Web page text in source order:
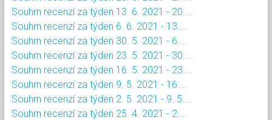
Souhrn recenzí za týden 13. 6. 2021 - 20....
Souhrn recenzí za týden 6. 6. 2021 - 13....
Souhrn recenzí za týden 30. 5. 2021 - 6....
Souhrn recenzí za týden 23. 5. 2021 - 30....
Souhrn recenzí za týden 16. 5. 2021 - 23....
Souhrn recenzí za týden 9. 5. 2021 - 16....
Souhrn recenzí za týden 2. 5. 2021 - 9. 5....
Souhrn recenzí za týden 25. 4. 2021 - 2....